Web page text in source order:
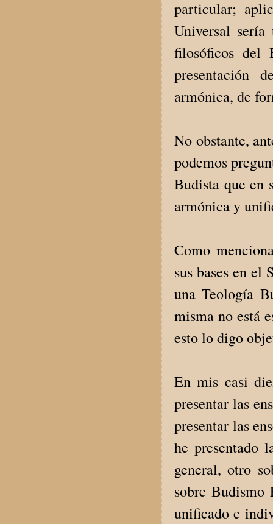
particular;
Universal
filosóficos del
presentación
armónica, de
No obstante,
podemos
Budista que en
armónica y
Como
sus bases en
una Teología
misma no está
esto lo digo
En mis casi
presentar las
presentar las
he presentado
general, otro
sobre
unificado e